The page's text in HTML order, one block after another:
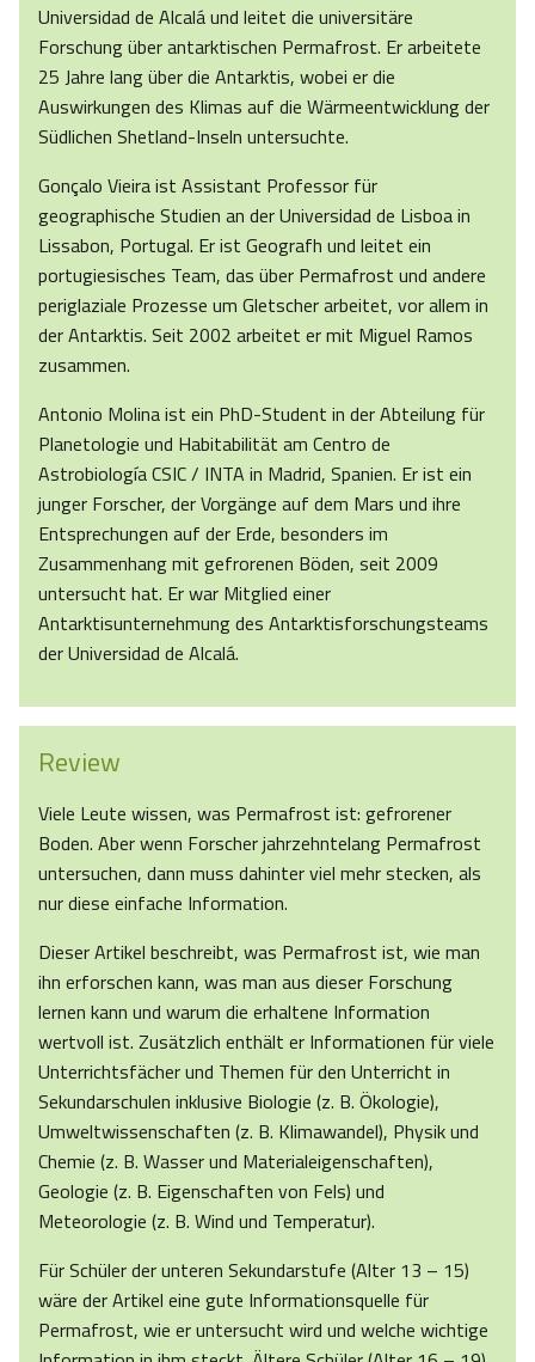
Universidad de Alcalá und leitet die universitäre
Forschung über antarktischen Permafrost. Er arbeitete
25 Jahre lang über die Antarktis, wobei er die
Auswirkungen des Klimas auf die Wärmeentwicklung der
Südlichen Shetland-Inseln untersuchte.
Gonçalo Vieira ist Assistant Professor für
geographische Studien an der Universidad de Lisboa in
Lissabon, Portugal. Er ist Geografh und leitet ein
portugiesisches Team, das über Permafrost und andere
periglaziale Prozesse um Gletscher arbeitet, vor allem in
der Antarktis. Seit 2002 arbeitet er mit Miguel Ramos
zusammen.
Antonio Molina ist ein PhD-Student in der Abteilung für
Planetologie und Habitabilität am Centro de
Astrobiología CSIC / INTA in Madrid, Spanien. Er ist ein
junger Forscher, der Vorgänge auf dem Mars und ihre
Entsprechungen auf der Erde, besonders im
Zusammenhang mit gefrorenen Böden, seit 2009
untersucht hat. Er war Mitglied einer
Antarktisunternehmung des Antarktisforschungsteams
der Universidad de Alcalá.
Review
Viele Leute wissen, was Permafrost ist: gefrorener
Boden. Aber wenn Forscher jahrzehntelang Permafrost
untersuchen, dann muss dahinter viel mehr stecken, als
nur diese einfache Information.
Dieser Artikel beschreibt, was Permafrost ist, wie man
ihn erforschen kann, was man aus dieser Forschung
lernen kann und warum die erhaltene Information
wertvoll ist. Zusätzlich enthält er Informationen für viele
Unterrichtsfächer und Themen für den Unterricht in
Sekundarschulen inklusive Biologie (z. B. Ökologie),
Umweltwissenschaften (z. B. Klimawandel), Physik und
Chemie (z. B. Wasser und Materialeigenschaften),
Geologie (z. B. Eigenschaften von Fels) und
Meteorologie (z. B. Wind und Temperatur).
Für Schüler der unteren Sekundarstufe (Alter 13 – 15)
wäre der Artikel eine gute Informationsquelle für
Permafrost, wie er untersucht wird und welche wichtige